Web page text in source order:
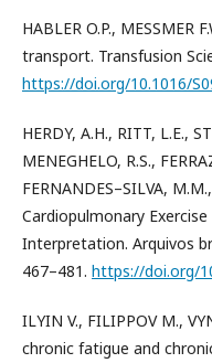
HABLER O.P., MESSMER
transport. Transfusion
https://doi.org/10.1016/
HERDY, A.H., RITT, L.E.,
MENEGHELO, R.S.,
FERNANDES–SILVA,
Cardiopulmonary
Interpretation. Arquivos
467–481. https://doi.org/
ILYIN V., FILIPPOV M.,
chronic fatigue and